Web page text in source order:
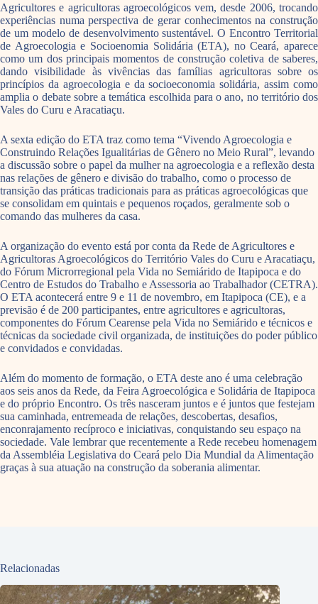
Agricultores e agricultoras agroecológicos vem, desde 2006, trocando
experiências numa perspectiva de gerar conhecimentos na construção
de um modelo de desenvolvimento sustentável. O Encontro Territorial
de Agroecologia e Socioenomia Solidária (ETA), no Ceará, aparece
como um dos principais momentos de construção coletiva de saberes,
dando visibilidade às vivências das famílias agricultoras sobre os
princípios da agroecologia e da socioeconomia solidária, assim como
amplia o debate sobre a temática escolhida para o ano, no território dos
Vales do Curu e Aracatiaçu.
A sexta edição do ETA traz como tema “Vivendo Agroecologia e
Construindo Relações Igualitárias de Gênero no Meio Rural”, levando
a discussão sobre o papel da mulher na agroecologia e a reflexão desta
nas relações de gênero e divisão do trabalho, como o processo de
transição das práticas tradicionais para as práticas agroecológicas que
se consolidam em quintais e pequenos roçados, geralmente sob o
comando das mulheres da casa.
A organização do evento está por conta da Rede de Agricultores e
Agricultoras Agroecológicos do Território Vales do Curu e Aracatiaçu,
do Fórum Microrregional pela Vida no Semiárido de Itapipoca e do
Centro de Estudos do Trabalho e Assessoria ao Trabalhador (CETRA).
O ETA acontecerá entre 9 e 11 de novembro, em Itapipoca (CE), e a
previsão é de 200 participantes, entre agricultores e agricultoras,
componentes do Fórum Cearense pela Vida no Semiárido e técnicos e
técnicas da sociedade civil organizada, de instituições do poder público
e convidados e convidadas.
Além do momento de formação, o ETA deste ano é uma celebração
aos seis anos da Rede, da Feira Agroecológica e Solidária de Itapipoca
e do próprio Encontro. Os três nasceram juntos e é juntos que festejam
sua caminhada, entremeada de relações, descobertas, desafios,
enconrajamento recíproco e iniciativas, conquistando seu espaço na
sociedade. Vale lembrar que recentemente a Rede recebeu homenagem
da Assembléia Legislativa do Ceará pelo Dia Mundial da Alimentação
graças à sua atuação na construção da soberania alimentar.
Relacionadas